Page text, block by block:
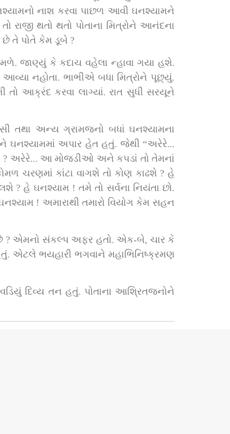
નાશ કરવા પાછળ આવી ઘનશ્યામને
રાજી થતો થતો પોતાના મિત્રોને આનંદના
તે પોતે કેમ ડૂબે ?
જાણ્યું કે કદાચ વહેલા ન્હાવા ગયા હશે.
નહોતા. ભાભીએ બધા મિત્રોને પૂછ્યું.
આક્રંદ કરવા લાગ્યાં. રાત સુધી સરયૂને
તથા અન્ય ગ્રામજનો બધાં ઘનશ્યામના
ઘનશ્યામમાં અપાર હેત હતું. જેથી “અરેરે...
? અરેરે... આ મોજડીઓ અને કપડાં તો તેમનાં
ચરણમાં કાંટા વાગશે તો કોણ કાઢશે ? હે
? હે ઘનશ્યામ ! તમે તો સર્વના નિયંતા છો.
! અમારાથી તમારો વિયોગ કેમ સહન
છે ? એમનો સંકલ્પ અફર હતો. એક-બે, ચાર કે
એટલે ભયહારી ભગવાને મહાભિનિષ્ક્રમણ
દિવ્ય તન હતું. પોતાના આશ્રિતજનોને